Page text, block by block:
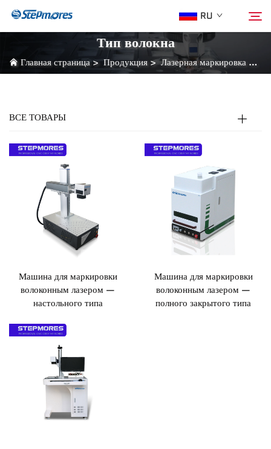
RU
Главная страница
О нас
Продукция
Покупка
Новости
Связаться С Нами
Тип волокна
Главная страница>Продукция >Лазерная маркировка
ВСЕ ТОВАРЫ
Машина для маркировки
волоконным лазером —
настольного типа
Машина для маркировки
волоконным лазером —
полного закрытого типа